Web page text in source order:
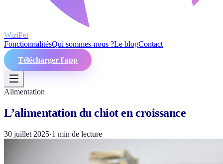
WiziPet
FonctionnalitésQui sommes-nous ?Le blogContact
Télécharger l'app
Alimentation
L’alimentation du chiot en croissance
30 juillet 2025·1 min de lecture